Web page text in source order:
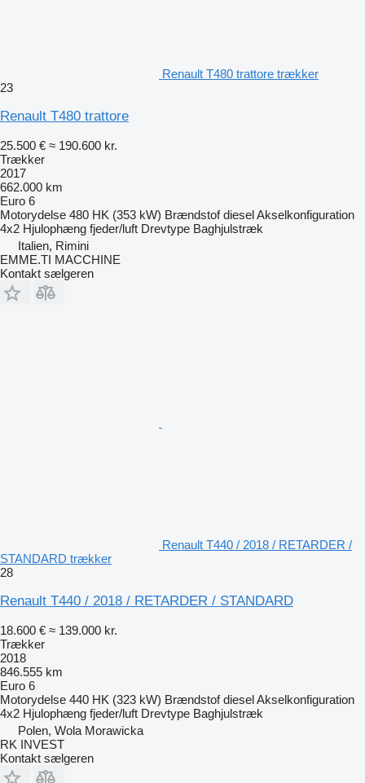
Renault T480 trattore trækker
23
Renault T480 trattore
25.500 € ≈ 190.600 kr.
Trækker
2017
662.000 km
Euro 6
Motorydelse 480 HK (353 kW) Brændstof dieselAkselkonfiguration
4x2 Hjulophæng fjeder/luft Drevtype Baghjulstræk
Italien, Rimini
EMME.TI MACCHINE
Kontakt sælgeren
Renault T440 / 2018 / RETARDER /
STANDARD trækker
28
Renault T440 / 2018 / RETARDER / STANDARD
18.600 € ≈ 139.000 kr.
Trækker
2018
846.555 km
Euro 6
Motorydelse 440 HK (323 kW) Brændstof dieselAkselkonfiguration
4x2 Hjulophæng fjeder/luft Drevtype Baghjulstræk
Polen, Wola Morawicka
RK INVEST
Kontakt sælgeren